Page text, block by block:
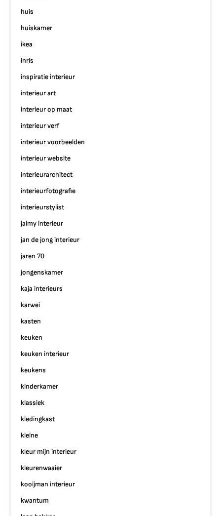
huis
huiskamer
ikea
inris
inspiratie interieur
interieur art
interieur op maat
interieur verf
interieur voorbeelden
interieur website
interieurarchitect
interieurfotografie
interieurstylist
jaimy interieur
jan de jong interieur
jaren 70
jongenskamer
kaja interieurs
karwei
kasten
keuken
keuken interieur
keukens
kinderkamer
klassiek
kledingkast
kleine
kleur mijn interieur
kleurenwaaier
kooijman interieur
kwantum